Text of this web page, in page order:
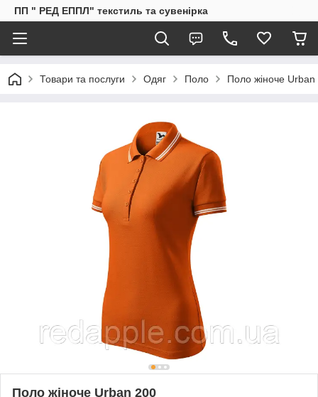
ПП " РЕД ЕППЛ" текстиль та сувенірка
Товари та послуги Одяг Поло Поло жіноче Urban
Поло жіноче Urban 200